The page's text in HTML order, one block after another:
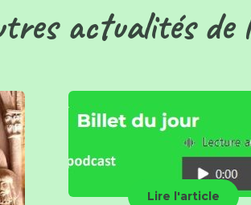
actualités de
Lire l'article